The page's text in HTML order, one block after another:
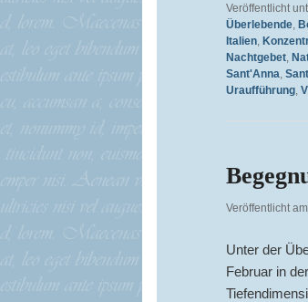
Veröffentlicht
Überlebende,
Italien,
Nachtgebet,
Sant'Anna,
Uraufführung,
Veröffentlicht am
Unter der
Februar in